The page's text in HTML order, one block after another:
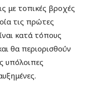
με τοπικές βροχές
τις πρώτες
κατά τόπους
θα περιορισθούν
υπόλοιπες